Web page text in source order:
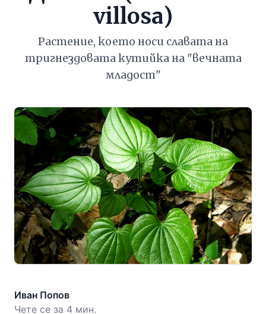
villosa)
Растение, което носи славата на
тригнездовата кутийка на "вечната
младост"
Иван Попов
Чете се за 4 мин.